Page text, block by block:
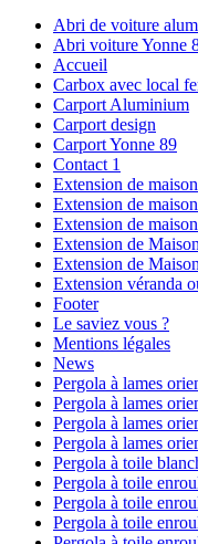
Abri de voiture
Abri voiture Yonne
Accueil
Carbox avec local
Carport Aluminium
Carport design
Carport Yonne 89
Contact 1
Extension de maison
Extension de
Extension de
Extension de
Extension de
Extension véranda
Footer
Le saviez vous ?
Mentions légales
News
Pergola à lames
Pergola à lames
Pergola à lames
Pergola à lames
Pergola à toile
Pergola à toile
Pergola à toile
Pergola à toile